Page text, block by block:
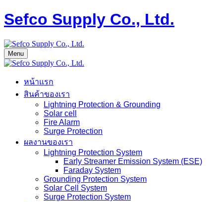
Sefco Supply Co., Ltd.
Menu
หน้าแรก
สินค้าของเรา
Lightning Protection & Grounding
Solar cell
Fire Alarm
Surge Protection
ผลงานของเรา
Lightning Protection System
Early Streamer Emission System (ESE)
Faraday System
Grounding Protection System
Solar Cell System
Surge Protection System